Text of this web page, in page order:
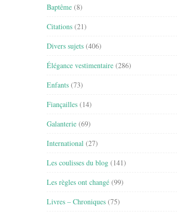
Baptême (8)
Citations (21)
Divers sujets (406)
Élégance vestimentaire (286)
Enfants (73)
Fiançailles (14)
Galanterie (69)
International (27)
Les coulisses du blog (141)
Les règles ont changé (99)
Livres – Chroniques (75)